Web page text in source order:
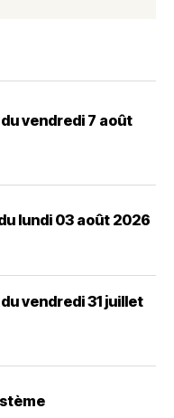
vendredi 7 août
lundi 03 août 2026
vendredi 31 juillet